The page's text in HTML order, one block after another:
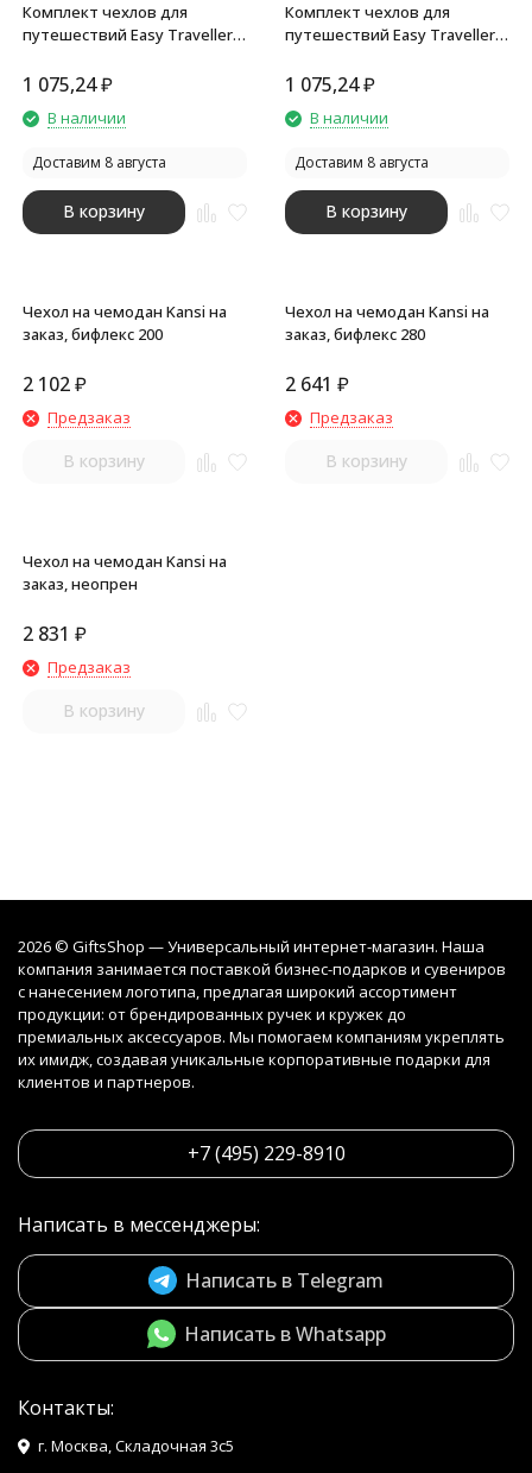
Комплект чехлов для
путешествий Easy Traveller,
1 075,24₽
В наличии
Доставим 8 августа
В корзину
Комплект чехлов для
путешествий Easy Traveller,
1 075,24₽
В наличии
Доставим 8 августа
В корзину
Чехол на чемодан Kansi на
заказ, бифлекс 200
2 102₽
Предзаказ
В корзину
Чехол на чемодан Kansi на
заказ, бифлекс 280
2 641 ₽
Предзаказ
В корзину
Чехол на чемодан Kansi на
заказ, неопрен
2 831 ₽
Предзаказ
В корзину
2026 © GiftsShop — Универсальный интернет-магазин. Наша
компания занимается поставкой бизнес-подарков и сувениров
с нанесением логотипа, предлагая широкий ассортимент
продукции: от брендированных ручек и кружек до
премиальных аксессуаров. Мы помогаем компаниям укреплять
их имидж, создавая уникальные корпоративные подарки для
клиентов и партнеров.
+7 (495) 229-8910
Написать в мессенджеры:
Написать в Telegram
Написать в Whatsapp
Контакты:
г. Москва, Складочная 3с5